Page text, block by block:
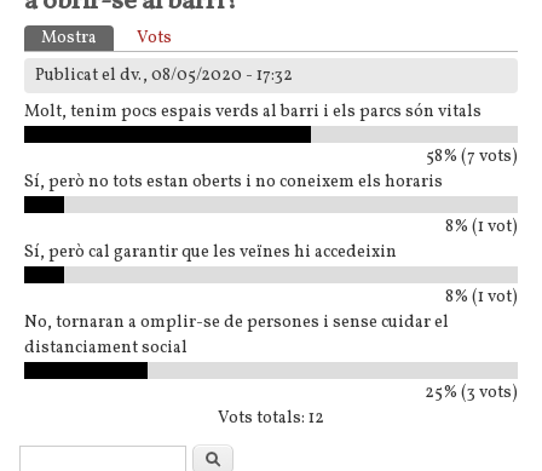
Pestanyes primàries
Mostra (pestanya activa)
Vots
Publicat el dv., 08/05/2020 - 17:32
Molt, tenim pocs espais verds al barri i els parcs són vitals
58% (7 vots)
Sí, però no tots estan oberts i no coneixem els horaris
8% (1 vot)
Sí, però cal garantir que les veïnes hi accedeixin
8% (1 vot)
No, tornaran a omplir-se de persones i sense cuidar el
distanciament social
25% (3 vots)
Vots totals: 12
Formulari de cercaCerca